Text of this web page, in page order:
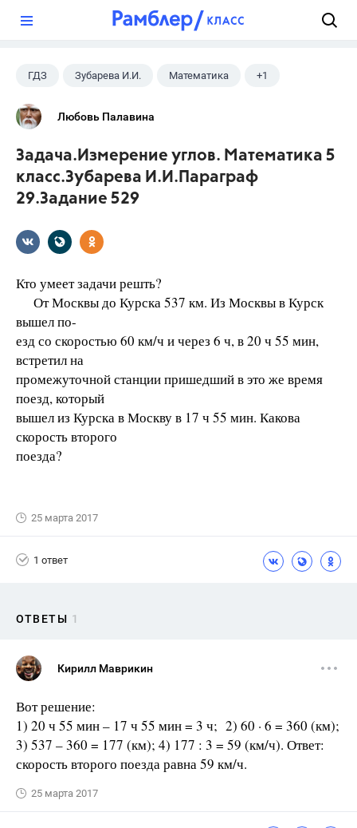
ГДЗ Зубарева И.И. Математика +1
5 класс
Любовь Палавина
Задача.Измерение углов. Математика 5
класс.Зубарева И.И.Параграф
29.Задание 529
Кто умеет задачи решть?
От Москвы до Курска 537 км. Из Москвы в Курск
вышел по-
езд со скоростью 60 км/ч и через 6 ч, в 20 ч 55 мин,
встретил на
промежуточной станции пришедший в это же время
поезд, который
вышел из Курска в Москву в 17 ч 55 мин. Какова
скорость второго
поезда?
25 марта 2017
1 ответ
ОТВЕТЫ 1
Кирилл Маврикин
Вот решение:
1) 20 ч 55 мин – 17 ч 55 мин = 3 ч; 2) 60 · 6 = 360 (км);
3) 537 – 360 = 177 (км); 4) 177 : 3 = 59 (км/ч). Ответ:
скорость второго поезда равна 59 км/ч.
25 марта 2017